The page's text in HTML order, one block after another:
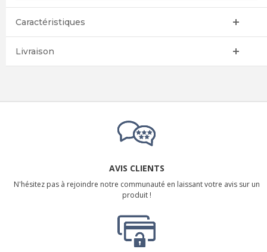
Caractéristiques
Livraison
AVIS CLIENTS
N'hésitez pas à rejoindre notre communauté en laissant votre avis sur un
produit !